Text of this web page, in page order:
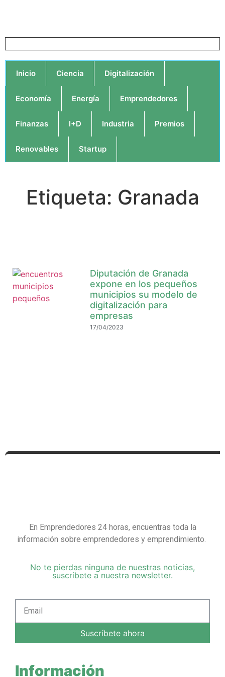
Inicio Ciencia Digitalización
Economía Energía Emprendedores
Finanzas I+D Industria Premios
Renovables Startup
Etiqueta: Granada
Diputación de Granada
expone en los pequeños
municipios su modelo de
digitalización para
empresas
17/04/2023
En Emprendedores 24 horas, encuentras toda la
información sobre emprendedores y emprendimiento.
No te pierdas ninguna de nuestras noticias,
suscríbete a nuestra newsletter.
Suscríbete ahora
Información